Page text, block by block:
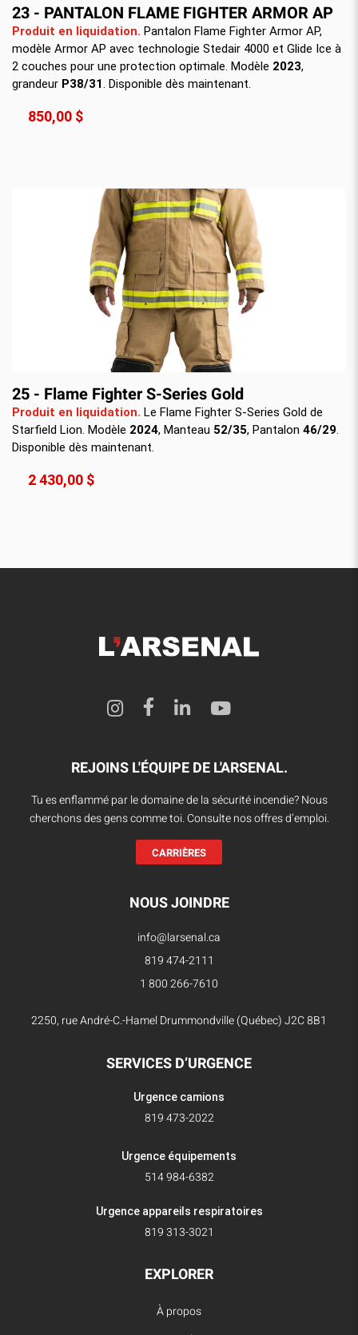
23 - PANTALON FLAME FIGHTER ARMOR AP
Produit en liquidation. Pantalon Flame Fighter Armor AP,
modèle Armor AP avec technologie Stedair 4000 et Glide Ice à
2 couches pour une protection optimale. Modèle 2023,
grandeur P38/31. Disponible dès maintenant.
850,00 $
25 - Flame Fighter S-Series Gold
Produit en liquidation. Le Flame Fighter S-Series Gold de
Starfield Lion. Modèle 2024, Manteau 52/35, Pantalon 46/29.
Disponible dès maintenant.
2 430,00 $
REJOINS L'ÉQUIPE DE L'ARSENAL.
Tu es enflammé par le domaine de la sécurité incendie? Nous
cherchons des gens comme toi. Consulte nos offres d’emploi.
CARRIÈRES
NOUS JOINDRE
info@larsenal.ca
819 474-2111
1 800 266-7610
2250, rue André-C.-Hamel Drummondville (Québec) J2C 8B1
SERVICES D’URGENCE
Urgence camions
819 473-2022
Urgence équipements
514 984-6382
Urgence appareils respiratoires
819 313-3021
EXPLORER
À propos